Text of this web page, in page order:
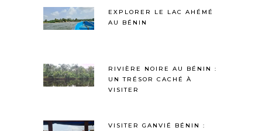
EXPLORER LE LAC AHÉMÉ
AU BÉNIN
RIVIÈRE NOIRE AU BÉNIN :
UN TRÉSOR CACHÉ À
VISITER
VISITER GANVIÉ BÉNIN :